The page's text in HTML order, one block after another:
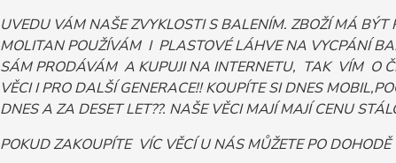
UVEDU VÁM NAŠE ZVYKLOSTI S BALENÍM. ZBOŽÍ MÁ
MOLITAN POUŽÍVÁM I PLASTOVÉ LÁHVE NA VYCPÁNÍ
SÁM PRODÁVÁM A KUPUJI NA INTERNETU, TAK VÍM O
VĚCI I PRO DALŠÍ GENERACE!! KOUPÍTE SI DNES
DNES A ZA DESET LET??. NAŠE VĚCI MAJÍ MAJÍ CENU
POKUD ZAKOUPÍTE VÍC VĚCÍ U NÁS MŮŽETE PO